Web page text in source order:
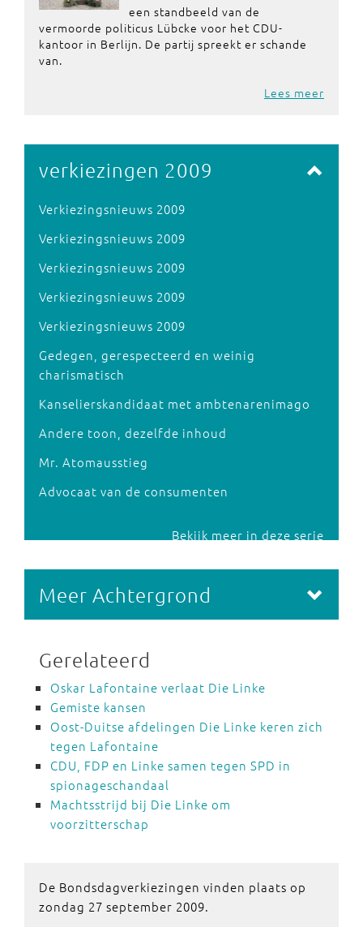
een standbeeld van de
vermoorde politicus Lübcke voor het CDU-
kantoor in Berlijn. De partij spreekt er schande
van.
Lees meer
verkiezingen 2009
Verkiezingsnieuws 2009
Verkiezingsnieuws 2009
Verkiezingsnieuws 2009
Verkiezingsnieuws 2009
Verkiezingsnieuws 2009
Gedegen, gerespecteerd en weinig
charismatisch
Kanselierskandidaat met ambtenarenimago
Andere toon, dezelfde inhoud
Mr. Atomausstieg
Advocaat van de consumenten
Bekijk meer in deze serie
Meer Achtergrond
Gerelateerd
Oskar Lafontaine verlaat Die Linke
Gemiste kansen
Oost-Duitse afdelingen Die Linke keren zich
tegen Lafontaine
CDU, FDP en Linke samen tegen SPD in
spionageschandaal
Machtsstrijd bij Die Linke om
voorzitterschap
De Bondsdagverkiezingen vinden plaats op
zondag 27 september 2009.